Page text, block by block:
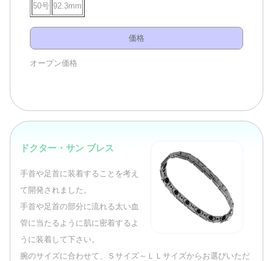
50号 92.3mm
価格
オープン価格
ドクター・サン ブレス
手首や足首に装着することを考え
て開発されました。
手首や足首の部分に流れる太い血
管に当たるように肌に密着するよ
うに装着して下さい。
腕のサイズに合わせて、Ｓサイズ～ＬＬサイズからお選びいただ